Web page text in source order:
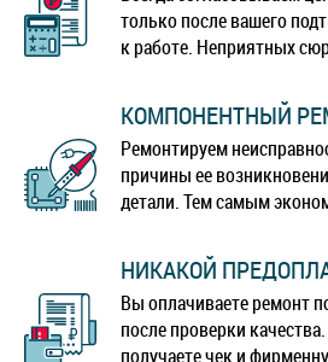
только после вашего
к работе. Неприятных
КОМПОНЕНТНЫЙ
Ремонтируем
причины ее
детали. Тем самым
НИКАКОЙ
Вы оплачиваете ремонт
после проверки
получаете чек и